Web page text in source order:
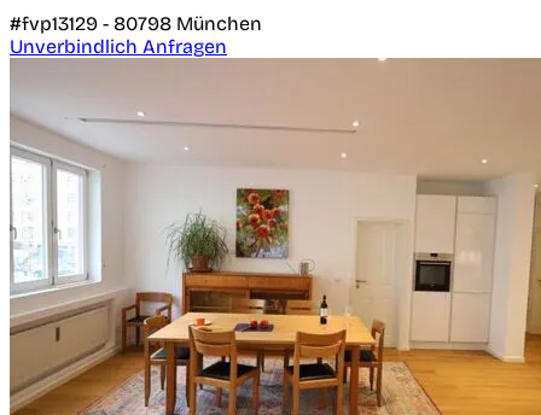
#fvp13129 - 80798 München
Unverbindlich Anfragen